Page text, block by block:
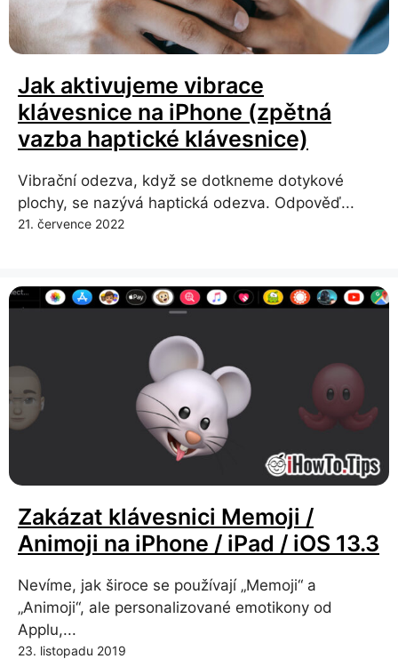
Jak aktivujeme vibrace
klávesnice na iPhone (zpětná
vazba haptické klávesnice)
Vibrační odezva, když se dotkneme dotykové
plochy, se nazývá haptická odezva. Odpověď...
21. července 2022
Zakázat klávesnici Memoji /
Animoji na iPhone / iPad / iOS 13.3
Nevíme, jak široce se používají „Memoji“ a
„Animoji“, ale personalizované emotikony od
Applu,...
23. listopadu 2019